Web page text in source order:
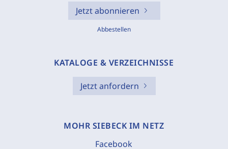
Jetzt abonnieren
Abbestellen
KATALOGE & VERZEICHNISSE
Jetzt anfordern
MOHR SIEBECK IM NETZ
Facebook